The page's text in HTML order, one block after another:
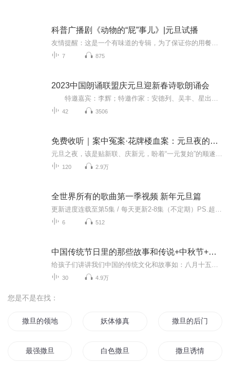
科普广播剧《动物的“屁”事儿》|元旦试播
7 875
2023中国朗诵联盟庆元旦迎新春诗歌朗诵会
42 3506
免费收听｜案中冤案·花牌楼血案：元旦夜的沉冤与昭雪
120 2.9万
全世界所有的歌曲第一季视频 新年元旦篇
6 512
中国传统节日里的那些故事和传说+中秋节+元旦春节等
30 4.9万
您是不是在找：
撒旦的领地 妖体修真 撒旦的后门
最强撒旦 白色撒旦 撒旦诱情